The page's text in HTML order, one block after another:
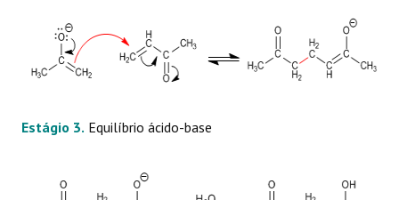
Estágio 3. Equilíbrio ácido-base